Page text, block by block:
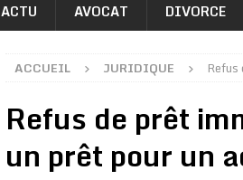
ACTU AVOCAT DIVORCE
ACCUEIL JURIDIQUE
Refus de prêt
un prêt pour un